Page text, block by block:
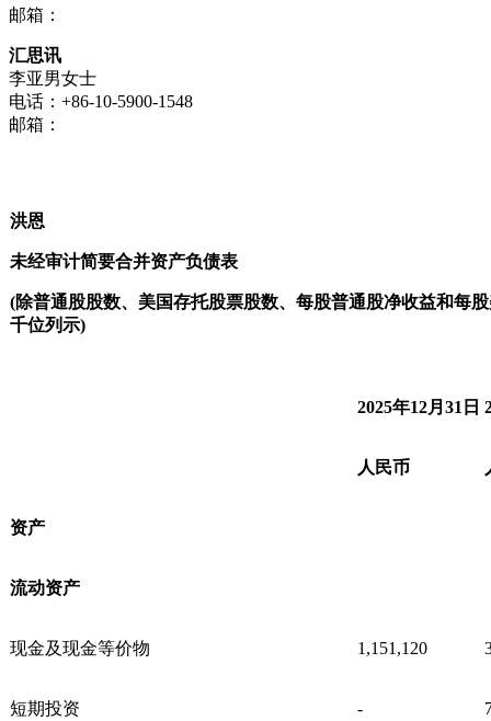
邮箱：
汇思讯
李亚男女士
电话：+86-10-5900-1548
邮箱：
洪恩
未经审计简要合并资产负债表
(除普通股股数、美国存托股票股数、每股普通股净收益和每
千位列示)
2025年12月31日
人民币
资产
流动资产
现金及现金等价物 1,151,120
短期投资 -